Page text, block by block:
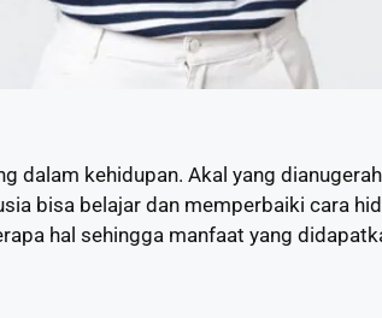
dalam kehidupan. Akal yang
bisa belajar dan memperbaiki cara
hal sehingga manfaat yang